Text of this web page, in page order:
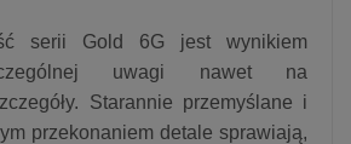
serii Gold 6G jest wynikiem
uwagi nawet na
Starannie przemyślane i
przekonaniem detale sprawiają,